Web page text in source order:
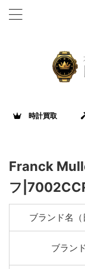
時計買取
Franck
フ
ブランド名（
ブラン